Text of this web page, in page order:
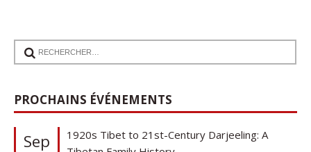
PROCHAINS ÉVÉNEMENTS
17
Communication de Ann Tashi Slater : From
1920s Tibet to 21st-Century Darjeeling: A
Tibetan Family History